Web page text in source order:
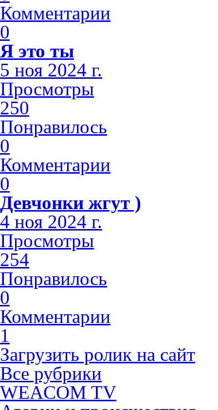
Комментарии
0
Я это ты
5 ноя 2024 г.
Просмотры
250
Понравилось
0
Комментарии
0
Девчонки жгут )
4 ноя 2024 г.
Просмотры
254
Понравилось
0
Комментарии
1
Загрузить ролик на сайт
Все рубрики
WEACOM TV